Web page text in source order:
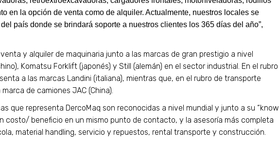
en la opción de venta como de alquiler. Actualmente, nuestros locales se
país donde se brindará soporte a nuestros clientes los 365 días del año”,
y alquiler de maquinaria junto a las marcas de gran prestigio a nivel
Komatsu Forklift (japonés) y Still (alemán) en el sector industrial. En el rubro
a las marcas Landini (italiana), mientras que, en el rubro de transporte
de camiones JAC (China).
que representa DercoMaq son reconocidas a nivel mundial y junto a su “know
costo/ beneficio en un mismo punto de contacto, y la asesoría más completa
material handling, servicio y repuestos, rental transporte y construcción.